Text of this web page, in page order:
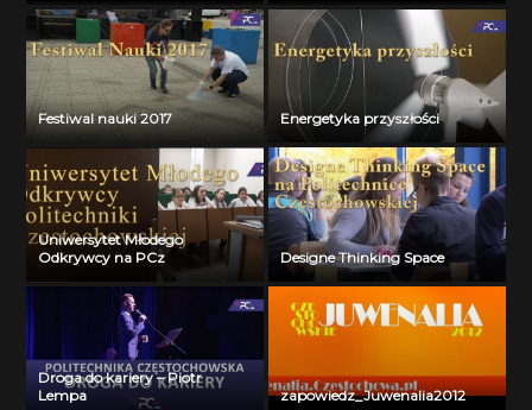
Festiwal nauki 2017 Energetyka przyszłości
Uniwersytet Młodego
Odkrywcy na PCz
Designe Thinking Space
Droga do kariery – Piotr
Lempa
zapowiedz_Juwenalia2012